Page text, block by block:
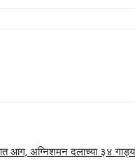
आग, अग्निशमन दलाच्या ३४